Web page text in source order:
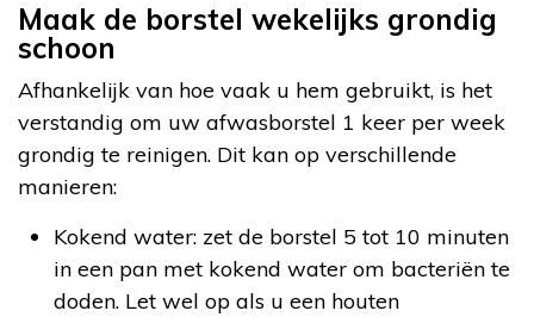
Maak de borstel wekelijks grondig
schoon
Afhankelijk van hoe vaak u hem gebruikt, is het
verstandig om uw afwasborstel 1 keer per week
grondig te reinigen. Dit kan op verschillende
manieren:
Kokend water: zet de borstel 5 tot 10 minuten
in een pan met kokend water om bacteriën te
doden. Let wel op als u een houten